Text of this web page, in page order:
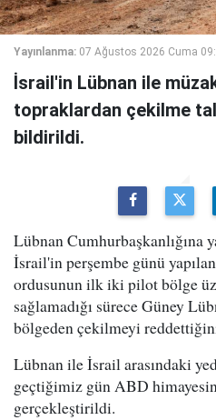
Yayınlanma: 07 Ağustos 2026 Cuma
İsrail'in Lübnan ile
topraklardan çekilme
bildirildi.
Lübnan Cumhurbaşkanlığına
İsrail'in perşembe günü
ordusunun ilk iki pilot bölge
sağlamadığı sürece Güney
bölgeden çekilmeyi
Lübnan ile İsrail arasındaki
geçtiğimiz gün ABD
gerçekleştirildi.